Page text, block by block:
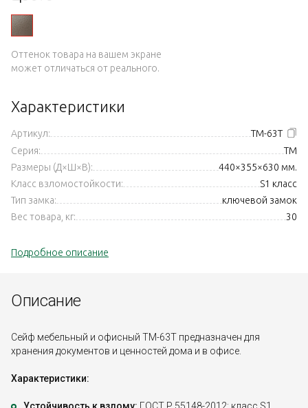
Оттенок товара на вашем экране
может отличаться от реального.
Характеристики
Артикул:
TM-63Т
Серия:
TM
Размеры (Д×Ш×В):
440×355×630 мм.
Класс взломостойкости:
S1 класс
Тип замка:
ключевой замок
Вес товара, кг:
30
Подробное описание
Описание
Сейф мебельный и офисный TM-63Т предназначен для
хранения документов и ценностей дома и в офисе.
Характеристики: